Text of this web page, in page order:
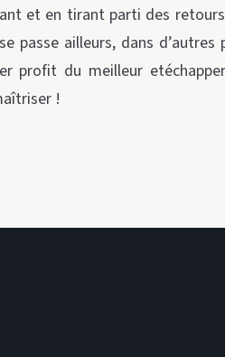
et en tirant parti des
passe ailleurs, dans
profit du meilleur
!